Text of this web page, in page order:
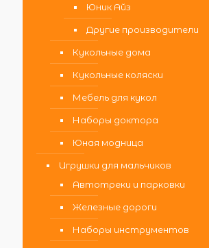
Юник Айз
Другие производители
Кукольные дома
Кукольные коляски
Мебель для кукол
Наборы доктора
Юная модница
Игрушки для мальчиков
Автотреки и парковки
Железные дороги
Наборы инструментов